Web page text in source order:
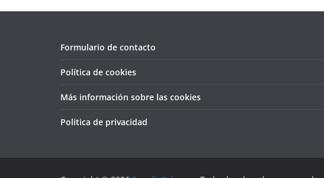
Formulario de contacto
Política de cookies
Más información sobre las cookies
Politica de privacidad